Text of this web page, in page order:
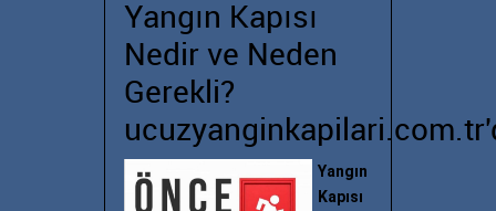
Yangın Kapısı
Nedir ve Neden
Gerekli?
Yangın
Kapısı